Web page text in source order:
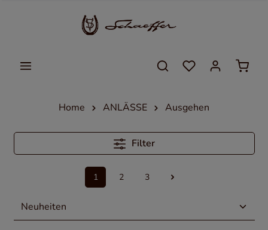
Home ANLÄSSE Ausgehen
Filter
1 2 3